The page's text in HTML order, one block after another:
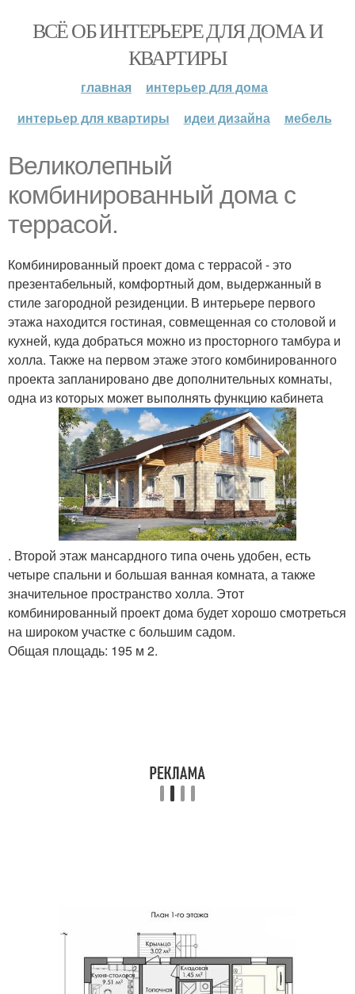
ВСЁ ОБ ИНТЕРЬЕРЕ ДЛЯ ДОМА И
КВАРТИРЫ
главная
интерьер для дома
интерьер для квартиры
идеи дизайна мебель
Великолепный
комбинированный дома с
террасой.
Комбинированный проект дома с террасой - это
презентабельный, комфортный дом, выдержанный в
стиле загородной резиденции. В интерьере первого
этажа находится гостиная, совмещенная со столовой и
кухней, куда добраться можно из просторного тамбура и
холла. Также на первом этаже этого комбинированного
проекта запланировано две дополнительных комнаты,
одна из которых может выполнять функцию кабинета
. Второй этаж мансардного типа очень удобен, есть
четыре спальни и большая ванная комната, а также
значительное пространство холла. Этот
комбинированный проект дома будет хорошо смотреться
на широком участке с большим садом.
Общая площадь: 195 м 2.